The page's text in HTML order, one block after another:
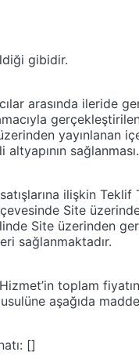
gibidir.
arasında ileride
yayınlanan
sağlanması.
ilişkin Teklif
Site
Site üzerinden
sağlanmaktadır.
toplam
aşağıda
[]